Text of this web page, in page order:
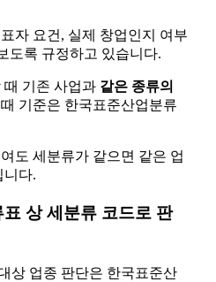
자 요건, 실제 창업인지 여부
도록 규정하고 있습니다.
때 기존 사업과 같은 종류의
기준은 한국표준산업분류
도 세분류가 같으면 같은 업
니다.
상 세분류 코드로 판
상 업종 판단은 한국표준산